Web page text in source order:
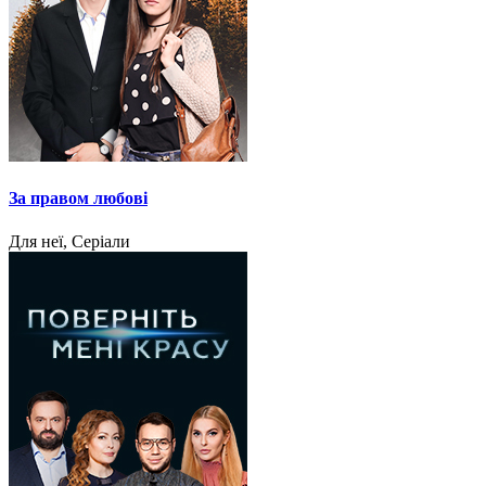
За правом любові
Для неї, Серіали